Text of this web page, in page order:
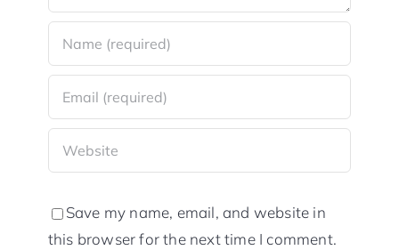
Save my name, email, and website in
this browser for the next time I comment.